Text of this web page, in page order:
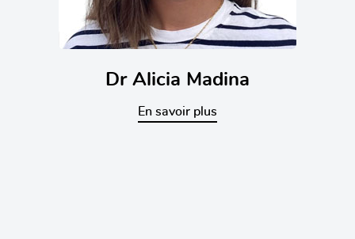
Dr Alicia Madina
En savoir plus